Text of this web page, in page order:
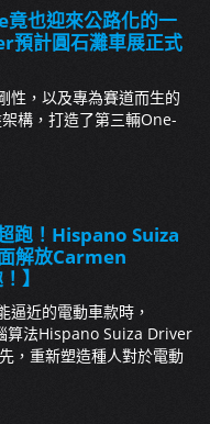
也迎來公路化的一
計圓石灘車展正式
性，以及專為賽道而生的
構，打造了第三輛One-
跑！Hispano Suiza
解放Carmen
】
逼近的電動車款時，
算法Hispano Suiza Driver
，重新塑造種人對於電動